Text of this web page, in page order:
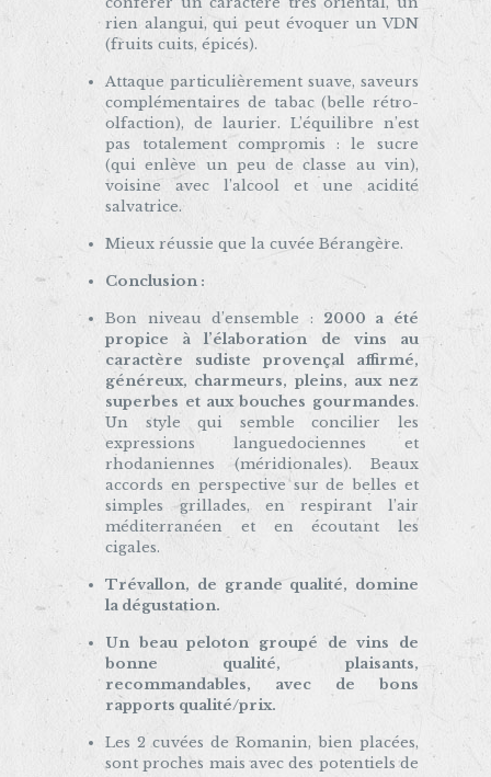
rien alangui, qui peut évoquer un VDN
(fruits cuits, épicés).
Attaque particulièrement suave, saveurs
complémentaires de tabac (belle rétro-
olfaction), de laurier. L’équilibre n’est
pas totalement compromis : le sucre
(qui enlève un peu de classe au vin),
voisine avec l’alcool et une acidité
salvatrice.
Mieux réussie que la cuvée Bérangère.
Conclusion :
Bon niveau d’ensemble : 2000 a été
propice à l’élaboration de vins au
caractère sudiste provençal affirmé,
généreux, charmeurs, pleins, aux nez
superbes et aux bouches gourmandes.
Un style qui semble concilier les
expressions languedociennes et
rhodaniennes (méridionales). Beaux
accords en perspective sur de belles et
simples grillades, en respirant l’air
méditerranéen et en écoutant les
cigales.
Trévallon, de grande qualité, domine
la dégustation.
Un beau peloton groupé de vins de
bonne qualité, plaisants,
recommandables, avec de bons
rapports qualité/prix.
Les 2 cuvées de Romanin, bien placées,
sont proches mais avec des potentiels de